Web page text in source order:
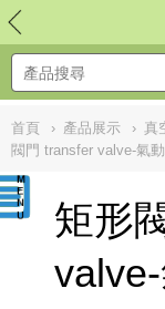
首頁 › 產品展示 › 真
閥門 transfer valve-氣
矩形
NULL